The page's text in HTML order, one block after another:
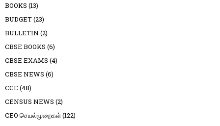
BOOKS (13)
BUDGET(23)
BULLETIN (2)
CBSE BOOKS (6)
CBSE EXAMS (4)
CBSE NEWS (6)
CCE (48)
CENSUS NEWS (2)
CEO செயல்முறைகள்(122)